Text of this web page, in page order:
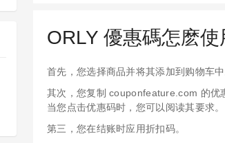
ORLY 優惠碼怎麽使
首先，您选择商品并将其添加到购物车
其次，您复制 couponfeature.com 的优
当您点击优惠码时，您可以阅读其要求。
第三，您在结账时应用折扣码。